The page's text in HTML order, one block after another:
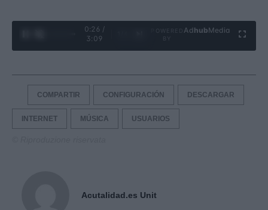
0:27 /
3:09
Ad hubMedia
COMPARTIR CONFIGURACIÓN DESCARGAR
INTERNET MÚSICA USUARIOS
Acutalidad.es Unit